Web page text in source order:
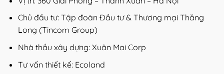
Chủ đầu tư: Tập đoàn Đầu tư & Thương mại Thăng
Long (Tincom Group)
Nhà thầu xây dựng: Xuân Mai Corp
Tư vấn thiết kế: Ecoland